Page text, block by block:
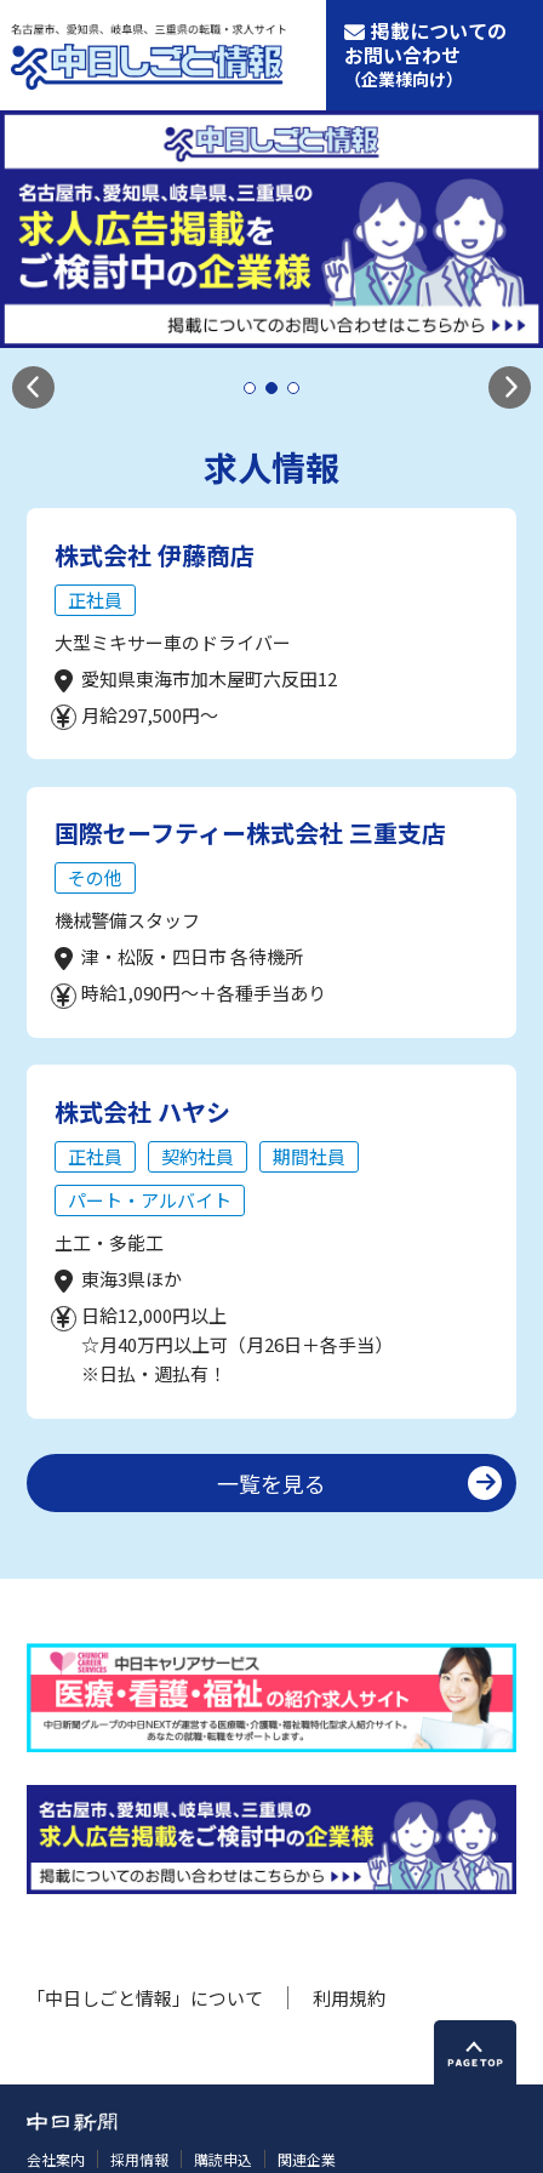
掲載についての
お問い合わせ
（企業様向け）
求人情報
株式会社 伊藤商店
正社員
大型ミキサー車のドライバー
愛知県東海市加木屋町六反田12
月給297,500円～
国際セーフティー株式会社 三重支店
その他
機械警備スタッフ
津・松阪・四日市 各待機所
時給1,090円～＋各種手当あり
株式会社 ハヤシ
正社員 契約社員
期間社員
パート・アルバイト
土工・多能工
東海3県ほか
日給12,000円以上
☆月40万円以上可（月26日＋各手当）
※日払・週払有！
一覧を見る
「中日しごと情報」について 利用規約
会社案内 採用情報 購読申込 関連企業